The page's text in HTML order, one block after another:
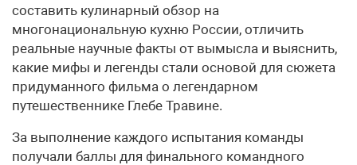
составить кулинарный обзор на
многонациональную кухню России, отличить
реальные научные факты от вымысла и выяснить,
какие мифы и легенды стали основой для сюжета
придуманного фильма о легендарном
путешественнике Глебе Травине.
За выполнение каждого испытания команды
получали баллы для финального командного